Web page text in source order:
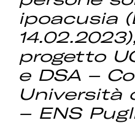
ipoacusia
progetto
e DSA –
Università
– ENS